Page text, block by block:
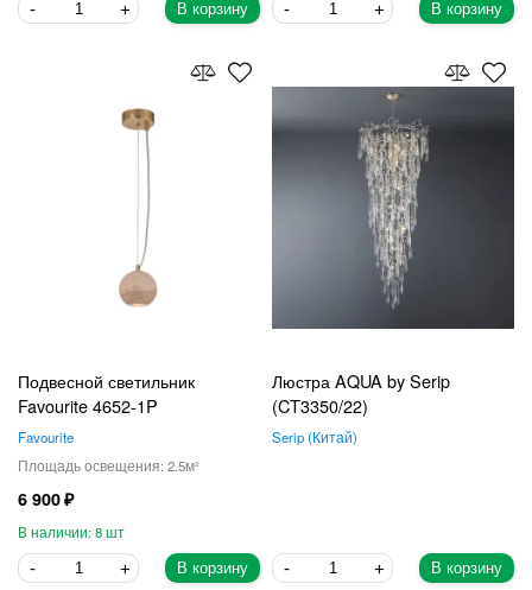
В корзину В корзину
Подвесной светильник
Favourite 4652-1P
Favourite
2.5
6 900
8
В корзину
Люстра AQUA by Serip
(CT3350/22)
Serip Китай
В корзину